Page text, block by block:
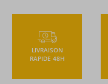
LIVRAISON
RAPIDE 48H